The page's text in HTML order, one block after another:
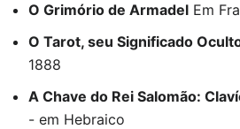
O Grimório de Armadel Em
O Tarot, seu Significado
1888
A Chave do Rei Salomão:
- em Hebraico